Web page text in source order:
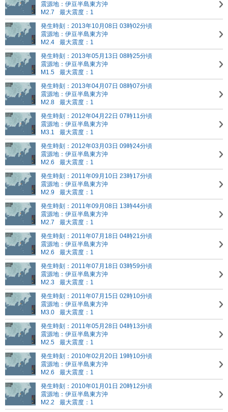
震源地：伊豆半島東方沖
M2.7
最大震度：1
発生時刻：2013年10月08日 03時02分頃
震源地：伊豆半島東方沖
M2.4
最大震度：1
発生時刻：2013年05月13日 08時25分頃
震源地：伊豆半島東方沖
M1.5
最大震度：1
発生時刻：2013年04月07日 08時07分頃
震源地：伊豆半島東方沖
M2.8
最大震度：1
発生時刻：2012年04月22日 07時11分頃
震源地：伊豆半島東方沖
M3.1
最大震度：1
発生時刻：2012年03月03日 09時24分頃
震源地：伊豆半島東方沖
M2.6
最大震度：1
発生時刻：2011年09月10日 23時17分頃
震源地：伊豆半島東方沖
M2.9
最大震度：1
発生時刻：2011年09月08日 13時44分頃
震源地：伊豆半島東方沖
M2.7
最大震度：1
発生時刻：2011年07月18日 04時21分頃
震源地：伊豆半島東方沖
M2.6
最大震度：1
発生時刻：2011年07月18日 03時59分頃
震源地：伊豆半島東方沖
M2.3
最大震度：1
発生時刻：2011年07月15日 02時10分頃
震源地：伊豆半島東方沖
M3.0
最大震度：1
発生時刻：2011年05月28日 04時13分頃
震源地：伊豆半島東方沖
M2.5
最大震度：1
発生時刻：2010年02月20日 19時10分頃
震源地：伊豆半島東方沖
M2.6
最大震度：1
発生時刻：2010年01月01日 20時12分頃
震源地：伊豆半島東方沖
M2.2
最大震度：1